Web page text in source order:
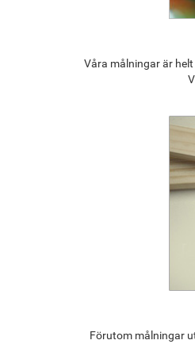
Våra målningar är
Förutom målningar